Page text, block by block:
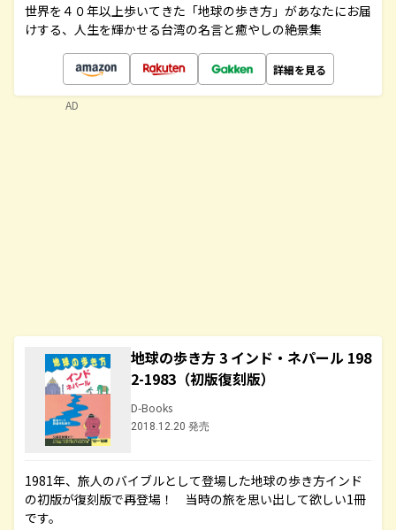
世界を４０年以上歩いてきた「地球の歩き方」があなたにお届
けする、人生を輝かせる台湾の名言と癒やしの絶景集
詳細を見る
地球の歩き方 3 インド・ネパール 198
2-1983（初版復刻版）
D-Books
2018.12.20 発売
1981年、旅人のバイブルとして登場した地球の歩き方インド
の初版が復刻版で再登場！ 当時の旅を思い出して欲しい1冊
です。
AD